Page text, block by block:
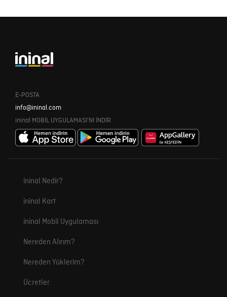
E-POSTA
info@ininal.com
ininal MOBİL UYGULAMASI'NI İNDİR
ininal Nedir?
ininal Kart
ininal Mobil Uygulaması
Nereden Alırım?
Nereden Yüklerim?
Ücretler